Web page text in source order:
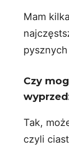
Mam
Czy
Tak,
czyli